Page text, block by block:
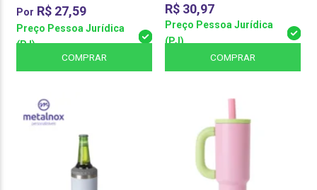
R$ 27,59
Preço Pessoa Jurídica
(PJ)
COMPRAR
R$ 30,97
Preço Pessoa Jurídica
(PJ)
COMPRAR